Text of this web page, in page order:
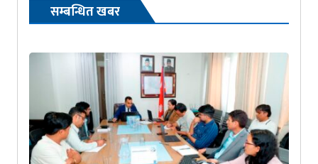
सम्बन्धित खबर